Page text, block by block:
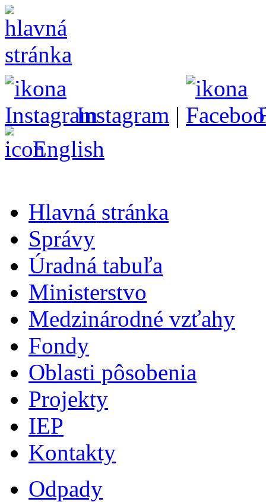
Instagram |
English
Hlavná stránka
Správy
Úradná tabuľa
Ministerstvo
Medzinárodné vzťahy
Fondy
Oblasti pôsobenia
Projekty
IEP
Kontakty
Odpady